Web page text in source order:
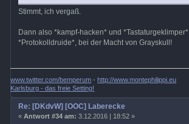
Stimmt, ich vergaß.
Dann also *kampf-hacken* und
*Protokolldruide*, bei der Macht von Grayskull!
www.twitter.com/bemperum -http://www.montephilippi.eu
Karlsburg - das freie Setting!
Re: [DKdvW] [OOC] Laberecke
« Antwort #34 am: 3.12.2016 | 18:52 »